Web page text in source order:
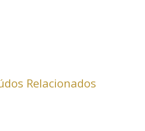
Relacionados